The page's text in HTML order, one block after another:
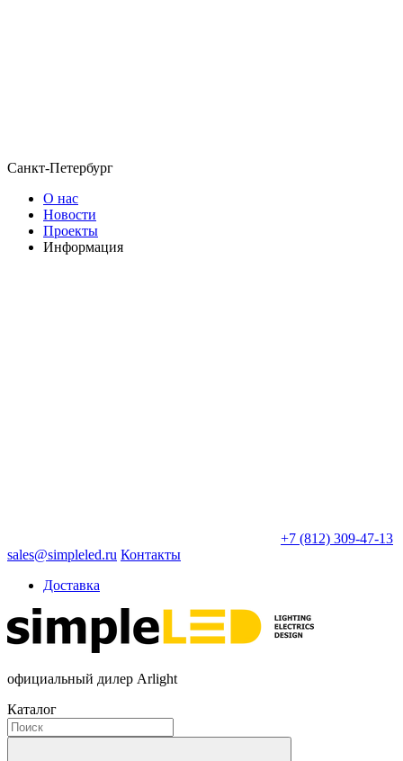
Санкт-Петербург
О нас
Новости
Проекты
Информация
+7 (812) 309-47-13
sales@simpleled.ru Контакты
Доставка
официальный дилер Arlight
Каталог